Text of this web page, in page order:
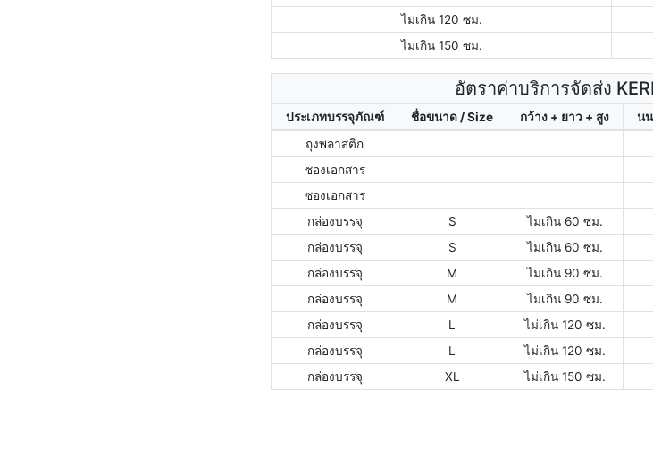
ไม่เกิน 120 ซม.
ไม่เกิน 150 ซม.
อัตราค่าบริการจัดส่ง
ประเภทบรรจุภัณฑ์ ชื่อขนาด / Size กว้าง + ยาว + สูง น
ถุงพลาสติก
ซองเอกสาร
ซองเอกสาร
กล่องบรรจุ
S ไม่เกิน 60 ซม.
กล่องบรรจุ
S ไม่เกิน 60 ซม.
กล่องบรรจุ
M ไม่เกิน 90 ซม.
กล่องบรรจุ
M ไม่เกิน 90 ซม.
กล่องบรรจุ
L ไม่เกิน 120 ซม.
กล่องบรรจุ
L ไม่เกิน 120 ซม.
กล่องบรรจุ
XL ไม่เกิน 150 ซม.